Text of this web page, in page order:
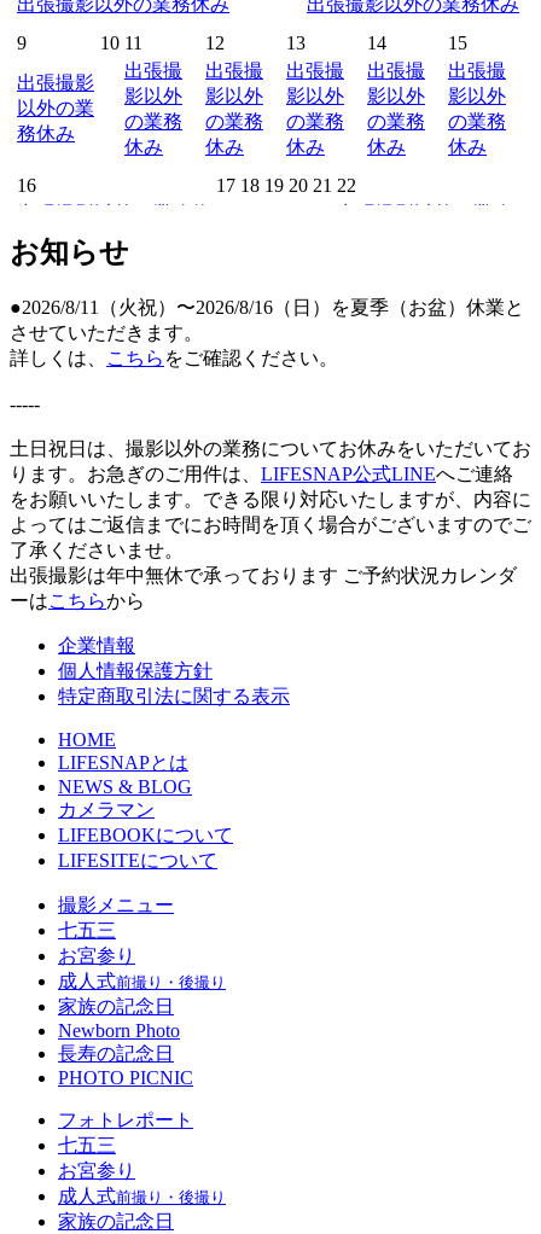
出張撮影以外の業務休み
出張撮影以外の業務休み
9
10 11 12 13 14
15
出張撮影
以外の業
務休み
出張撮
影以外
の業務
休み
出張撮
影以外
の業務
休み
出張撮
影以外
の業務
休み
出張撮
影以外
の業務
休み
出張撮
影以外
の業務
休み
16
17 18 19 20 21 22
み
出張撮影以外の業務休
み
出張撮影以外の業務
30
31 1 2 3 4 5
お知らせ
●2026/8/11（火祝）〜2026/8/16（日）を夏季（お盆）休業と
させていただきます。
詳しくは、
こちら をご確認ください。
-----
土日祝日は、撮影以外の業務についてお休みをいただいてお
ります。お急ぎのご用件は、 LIFESNAP公式LINEへご連絡
をお願いいたします。できる限り対応いたしますが、内容に
よってはご返信までにお時間を頂く場合がございますのでご
了承くださいませ。
出張撮影は年中無休で承っております ご予約状況カレンダ
ーはこちらから
企業情報
個人情報保護方針
特定商取引法に関する表示
HOME
LIFESNAPとは
NEWS & BLOG
カメラマン
LIFEBOOKについて
LIFESITEについて
撮影メニュー
七五三
お宮参り
成人式前撮り・後撮り
家族の記念日
Newborn Photo
長寿の記念日
PHOTO PICNIC
フォトレポート
七五三
お宮参り
成人式前撮り・後撮り
家族の記念日